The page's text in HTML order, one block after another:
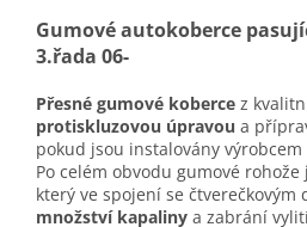
Gumové autokoberce
3.řada 06-
Přesné gumové koberce z
protiskluzovou úpravou a
pokud jsou instalovány výrobcem
Po celém obvodu gumové rohože
který ve spojení se čtverečkovým
množství kapaliny a zabrání